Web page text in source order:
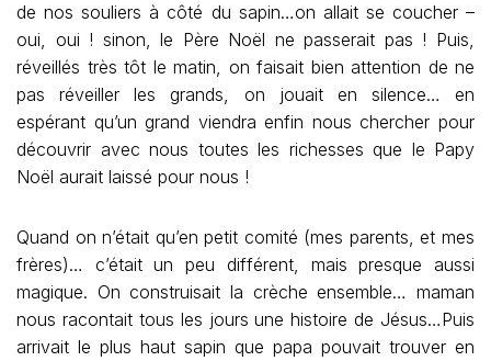
de nos souliers à côté du sapin…on allait se coucher –
oui, oui ! sinon, le Père Noël ne passerait pas ! Puis,
réveillés très tôt le matin, on faisait bien attention de ne
pas réveiller les grands, on jouait en silence… en
espérant qu’un grand viendra enfin nous chercher pour
découvrir avec nous toutes les richesses que le Papy
Noël aurait laissé pour nous !
Quand on n’était qu’en petit comité (mes parents, et mes
frères)… c’était un peu différent, mais presque aussi
magique. On construisait la crèche ensemble… maman
nous racontait tous les jours une histoire de Jésus…Puis
arrivait le plus haut sapin que papa pouvait trouver en